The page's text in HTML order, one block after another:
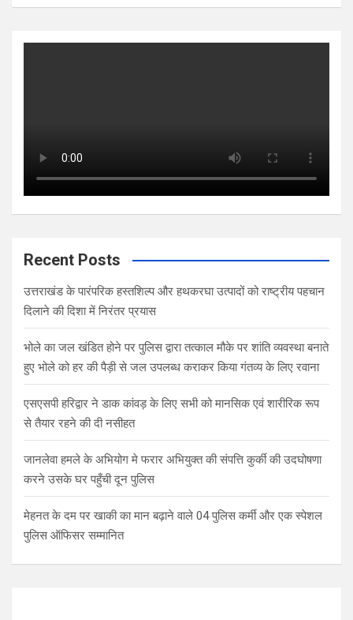
Recent Posts
उत्तराखंड के पारंपरिक हस्तशिल्प और हथकरघा उत्पादों को राष्ट्रीय पहचान
दिलाने की दिशा में निरंतर प्रयास
भोले का जल खंडित होने पर पुलिस द्वारा तत्काल मौके पर शांति व्यवस्था बनाते
हुए भोले को हर की पैड़ी से जल उपलब्ध कराकर किया गंतव्य के लिए रवाना
एसएसपी हरिद्वार ने डाक कांवड़ के लिए सभी को मानसिक एवं शारीरिक रूप
से तैयार रहने की दी नसीहत
जानलेवा हमले के अभियोग मे फरार अभियुक्त की संपत्ति कुर्की की उदघोषणा
करने उसके घर पहुँची दून पुलिस
मेहनत के दम पर खाकी का मान बढ़ाने वाले 04 पुलिस कर्मी और एक स्पेशल
पुलिस ऑफिसर सम्मानित